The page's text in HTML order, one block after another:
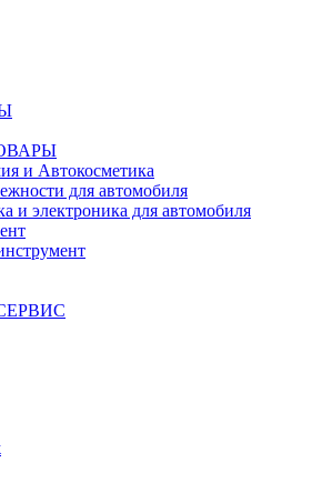
и Автокосметика
для автомобиля
и электроника для автомобиля